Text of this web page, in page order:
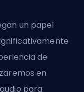
un papel
de
en
para